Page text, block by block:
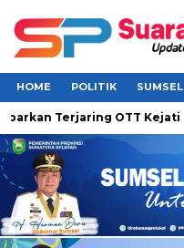
HOME POLITIK SUMSEL
Terjaring OTT Kejati